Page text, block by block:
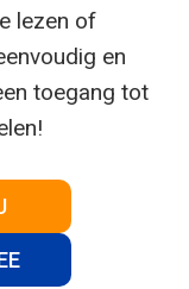
lezen of
en
toegang tot